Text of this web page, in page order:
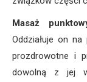
Masaż
Oddziałuje on
prozdrowotne i
dowolną z jej